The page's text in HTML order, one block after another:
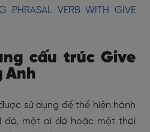
PHRASAL VERB WITH GIVE
cấu trúc Give
Anh
sử dụng để thể hiện hành
đó, một ai đó hoặc một thói